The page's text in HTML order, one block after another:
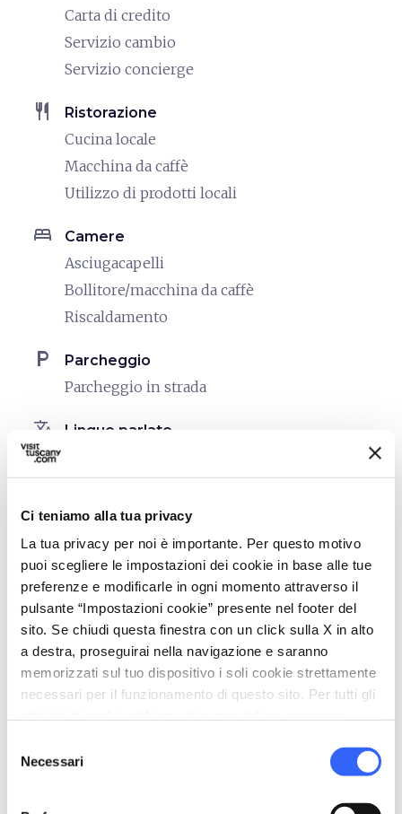
Ci teniamo alla tua privacy
La tua privacy per noi è importante. Per questo motivo
puoi scegliere le impostazioni dei cookie in base alle tue
preferenze e modificarle in ogni momento attraverso il
pulsante “Impostazioni cookie” presente nel footer del
sito. Se chiudi questa finestra con un click sulla X in alto
a destra, proseguirai nella navigazione e saranno
memorizzati sul tuo dispositivo i soli cookie strettamente
necessari per il funzionamento di questo sito. Per tutti gli
delNecessari
Carta di credito
Servizio cambio
Servizio concierge
restaurant Ristorazione
Cucina locale
Macchina da caffè
Utilizzo di prodotti locali
bed Camere
Asciugacapelli
Bollitore/macchina da caffè
Riscaldamento
local_parking Parcheggio
Parcheggio in strada
translate Lingue parlate
Italiano
celebration
Degustazione
accessible
Persone con esigenze speciali
(accessibilità)
Allergie
Intolleranze alimentari
Mappe e informazioni sui percorsi in zona